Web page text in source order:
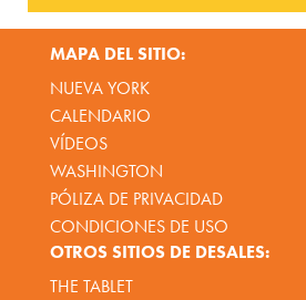
MAPA DEL SITIO:
NUEVA YORK
CALENDARIO
VÍDEOS
WASHINGTON
PÓLIZA DE PRIVACIDAD
CONDICIONES DE USO
OTROS SITIOS DE DESALES:
THE TABLET